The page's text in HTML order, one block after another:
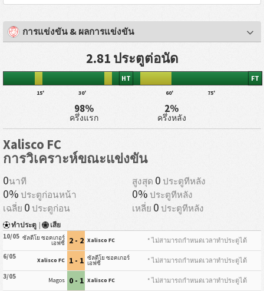
การแข่งขัน & ผลการแข่งขัน
2.81 ประตูต่อนัด
15' 30'
HT
60' 75'
FT
98%
ครึ่งแรก
2%
ครึ่งหลัง
Xalisco FC
การวิเคราะห์ขณะแข่งขัน
0นาที สูงสุด 0 ประตูทีหลัง
0% ประตูก่อนหน้า 0% ประตูทีหลัง
เฉลี่ย 0 ประตูก่อน เหลี่ย 0 ประตูทีหลัง
ทำประตู | เสีย
10/05 ซัลตีโย ซอคเกอร์
เอฟซี 2 - 2 Xalisco FC
* ไม่สามารถกำหนดเวลาทำประตูได้
6/05
Xalisco FC 1 - 1 ซัลตีโย ซอคเกอร์
เอฟซี
* ไม่สามารถกำหนดเวลาทำประตูได้
3/05
Magos 0 - 1 Xalisco FC
* ไม่สามารถกำหนดเวลาทำประตูได้